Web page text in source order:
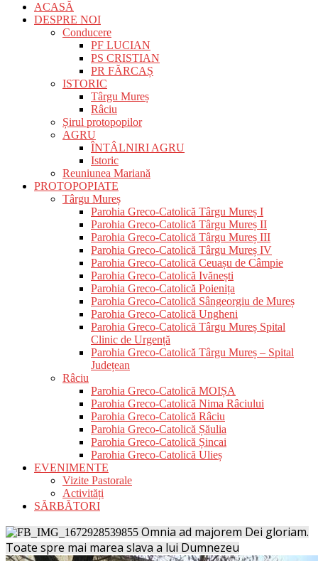
ACASĂ
DESPRE NOI
Conducere
PF LUCIAN
PS CRISTIAN
PR FĂRCAȘ
ISTORIC
Târgu Mureș
Râciu
Șirul protopopilor
AGRU
ÎNTÂLNIRI AGRU
Istoric
Reuniunea Mariană
PROTOPOPIATE
Târgu Mureș
Parohia Greco-Catolică Târgu Mureș I
Parohia Greco-Catolică Târgu Mureș II
Parohia Greco-Catolică Târgu Mureș III
Parohia Greco-Catolică Târgu Mureș IV
Parohia Greco-Catolică Ceuașu de Câmpie
Parohia Greco-Catolică Ivănești
Parohia Greco-Catolică Poienița
Parohia Greco-Catolică Sângeorgiu de Mureș
Parohia Greco-Catolică Ungheni
Parohia Greco-Catolică Târgu Mureș Spital
Clinic de Urgență
Parohia Greco-Catolică Târgu Mureș – Spital
Județean
Râciu
Parohia Greco-Catolică MOIȘA
Parohia Greco-Catolică Nima Râciului
Parohia Greco-Catolică Râciu
Parohia Greco-Catolică Șăulia
Parohia Greco-Catolică Șincai
Parohia Greco-Catolică Ulieș
EVENIMENTE
Vizite Pastorale
Activități
SĂRBĂTORI
Omnia ad majorem Dei gloriam.
Toate spre mai marea slava a lui Dumnezeu